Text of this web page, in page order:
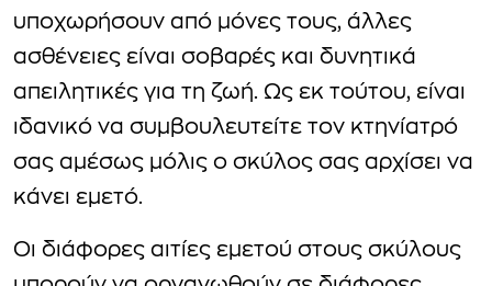
υποχωρήσουν από μόνες τους, άλλες
ασθένειες είναι σοβαρές και δυνητικά
απειλητικές για τη ζωή. Ως εκ τούτου, είναι
ιδανικό να συμβουλευτείτε τον κτηνίατρό
σας αμέσως μόλις ο σκύλος σας αρχίσει να
κάνει εμετό.
Οι διάφορες αιτίες εμετού στους σκύλους